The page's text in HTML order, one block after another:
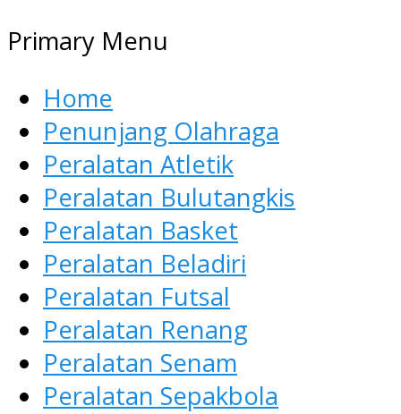
Primary Menu
Home
Penunjang Olahraga
Peralatan Atletik
Peralatan Bulutangkis
Peralatan Basket
Peralatan Beladiri
Peralatan Futsal
Peralatan Renang
Peralatan Senam
Peralatan Sepakbola